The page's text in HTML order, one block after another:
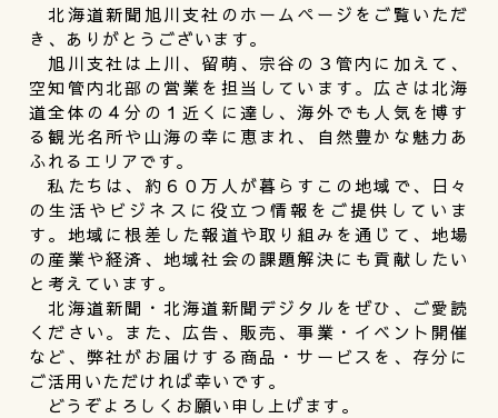
北海道新聞旭川支社のホームページをご覧いただ
き、ありがとうございます。
旭川支社は上川、留萌、宗谷の３管内に加えて、
空知管内北部の営業を担当しています。広さは北海
道全体の４分の１近くに達し、海外でも人気を博す
る観光名所や山海の幸に恵まれ、自然豊かな魅力あ
ふれるエリアです。
私たちは、約６０万人が暮らすこの地域で、日々
の生活やビジネスに役立つ情報をご提供していま
す。地域に根差した報道や取り組みを通じて、地場
の産業や経済、地域社会の課題解決にも貢献したい
と考えています。
北海道新聞・北海道新聞デジタルをぜひ、ご愛読
ください。また、広告、販売、事業・イベント開催
など、弊社がお届けする商品・サービスを、存分に
ご活用いただければ幸いです。
どうぞよろしくお願い申し上げます。